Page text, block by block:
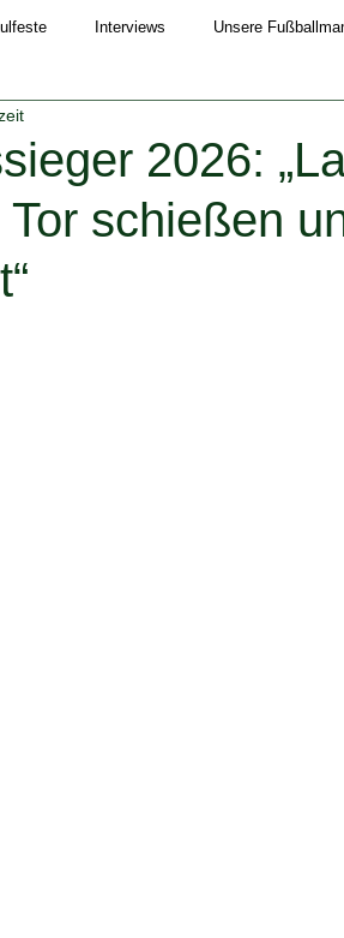
Interviews Unsere
2024/25 Schuljahr 2025/26
2026:
Tor schießen